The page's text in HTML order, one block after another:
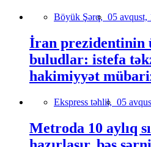
Böyük Şərq, 05 avqust,
İran prezidentinin
buludlar: istefa
hakimiyyət
Ekspress təhlil, 05
Metroda 10 aylıq